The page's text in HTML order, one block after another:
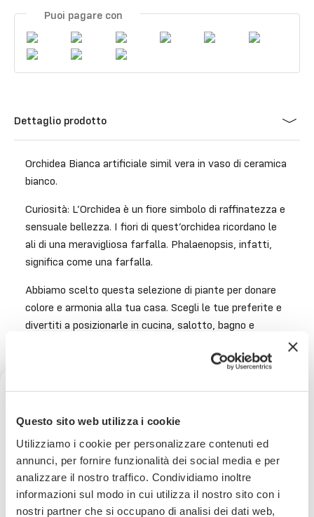
Questo sito web utilizza i cookie
Utilizziamo i cookie per personalizzare contenuti ed
annunci, per fornire funzionalità dei social media e per
analizzare il nostro traffico. Condividiamo inoltre
informazioni sul modo in cui utilizza il nostro sito con i
nostri partner che si occupano di analisi dei dati web,
Puoi pagare con
Dettaglio prodotto
Orchidea Bianca artificiale simil vera in vaso di ceramica
bianco.
Curiosità: L’Orchidea è un fiore simbolo di raffinatezza e
sensuale bellezza. I fiori di quest’orchidea ricordano le
ali di una meravigliosa farfalla. Phalaenopsis, infatti,
significa come una farfalla.
Abbiamo scelto questa selezione di piante per donare
colore e armonia alla tua casa. Scegli le tue preferite e
divertiti a posizionarle in cucina, salotto, bagno e
Misura:h 65 cm
Consegna in 24/48 ore.
Ricevi uno sconto del 10% sul
tuo prossimo ordine
Iscriviti subito alla nostra newsletter